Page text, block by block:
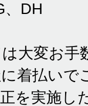
、DH
大変お手
着払いで
を実施し